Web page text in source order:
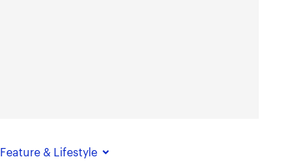
Feature & Lifestyle